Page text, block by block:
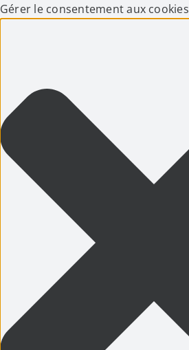
Gérer le consentement aux cookies